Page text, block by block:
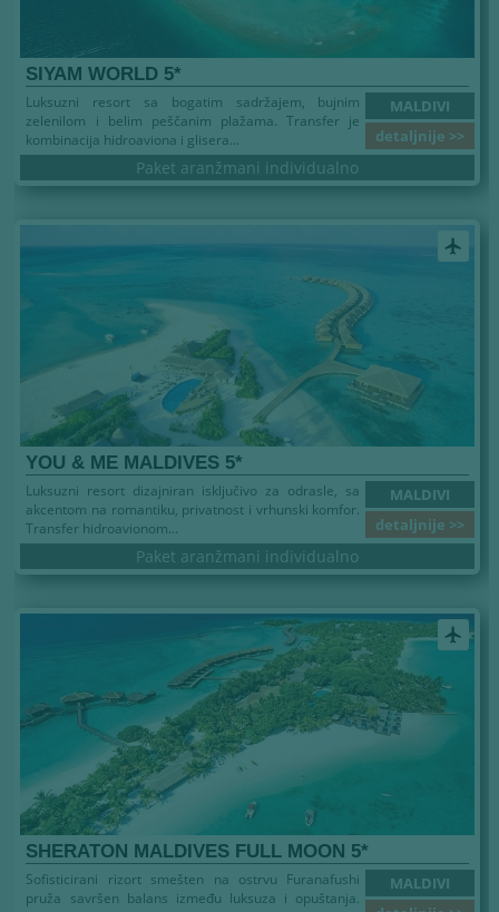
SIYAM WORLD 5*
MALDIVI
detaljnije >>
Luksuzni resort sa bogatim sadržajem, bujnim
zelenilom i belim peščanim plažama. Transfer je
kombinacija hidroaviona i glisera...
Paket aranžmani individualno
airplanemode_active
YOU & ME MALDIVES 5*
MALDIVI
detaljnije >>
Luksuzni resort dizajniran isključivo za odrasle, sa
akcentom na romantiku, privatnost i vrhunski komfor.
Transfer hidroavionom...
Paket aranžmani individualno
airplanemode_active
SHERATON MALDIVES FULL MOON 5*
MALDIVI
Sofisticirani rizort smešten na ostrvu Furanafushi
pruža savršen balans između luksuza i opuštanja.